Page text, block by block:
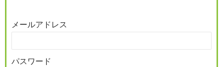
メールアドレス
パスワード